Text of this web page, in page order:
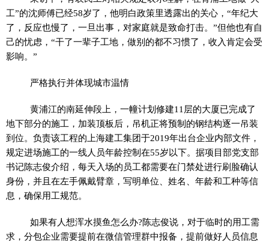
工”的沈师傅已经58岁了，他明白政策里透露出的关心，“年纪大
了，反应也慢了，一旦出事，对家庭就是致命打击。”但他也有自
己的忧虑，“干了一辈子工地，做别的都不习惯了，收入肯定会受
影响。”
严格执行并体现城市温情
黄浦江的南延伸段上，一幢计划修建11层的大厦已完成了
地下部分的施工，加装顶板后，吊机正将预制的钢结构逐一吊装
到位。负责该工程的上海建工集团于2019年出台企业内部文件，
规定进场施工的一线人员年龄控制在55岁以下。据项目部党支部
书记陈志俊介绍，每天入场的员工都需要在门禁处进行刷脸确认
身份，并且在左手佩戴臂章，写明单位、姓名、年龄和工种等信
息，确保用工规范。
如果有人想浑水摸鱼怎么办?陈志俊说，对于临时的用工需
求，分包企业需要提前在微信管理群中报备，提前做好人员信息